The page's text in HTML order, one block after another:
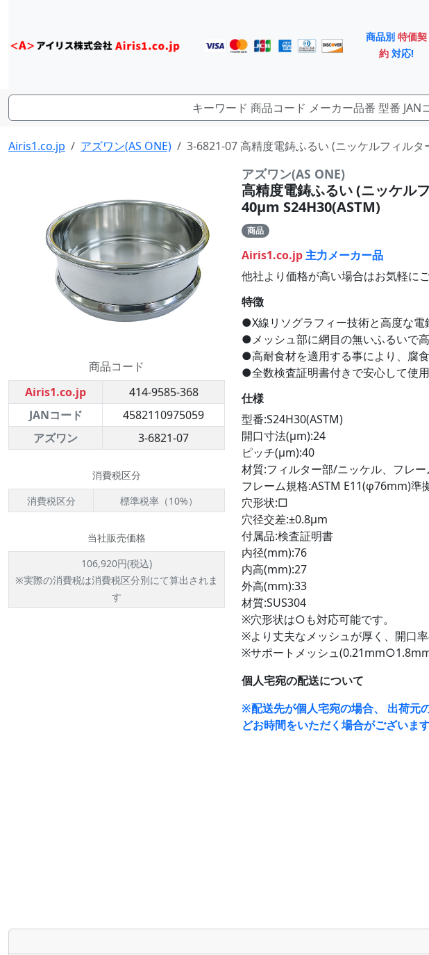
商品別 特価契
約 対応!
Airis1.co.jp アズワン(AS ONE) 3-6821-07 高精度電鋳ふるい (ニッケルフィル
商品コード
Airis1.co.jp
414-9585-368
JANコード
4582110975059
アズワン
3-6821-07
消費税区分
消費税区分
標準税率（10%）
当社販売価格
106,920円(税込)
※実際の消費税は消費税区分別にて算出されま
す
アズワン(AS ONE)
高精度電鋳ふるい (ニッケル
40μm S24H30(ASTM)
商品
Airis1.co.jp主力メーカー品
他社より価格が高い場合はお気軽に
特徴
●X線リソグラフィー技術と高度な電
●メッシュ部に網目の無いふるいで
●高耐食材を適用する事により、腐
●全数検査証明書付きで安心して使用
仕様
型番:S24H30(ASTM)
開口寸法(μm):24
ピッチ(μm):40
材質:フィルター部/ニッケル、フレ
フレーム規格:ASTM E11(φ76mm)準
穴形状:□
穴径交差:±0.8μm
付属品:検査証明書
内径(mm):76
内高(mm):27
外高(mm):33
材質:SUS304
※穴形状は○も対応可能です。
※より丈夫なメッシュが厚く、開口
※サポートメッシュ
個人宅宛の配送について
※配送先が個人宅宛の場合、 出荷元
どお時間をいただく場合がございます